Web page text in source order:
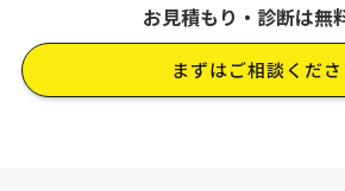
お見積もり・診断は無
まずはご相談くださ